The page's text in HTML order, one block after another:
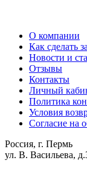
О компании
Как сделать
Новости и
Отзывы
Контакты
Личный
Политика
Условия
Согласие на
Россия, г. Пермь
ул. В. Васильева,